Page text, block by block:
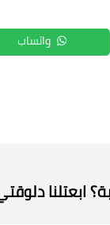
واتساب
ابعتلنا